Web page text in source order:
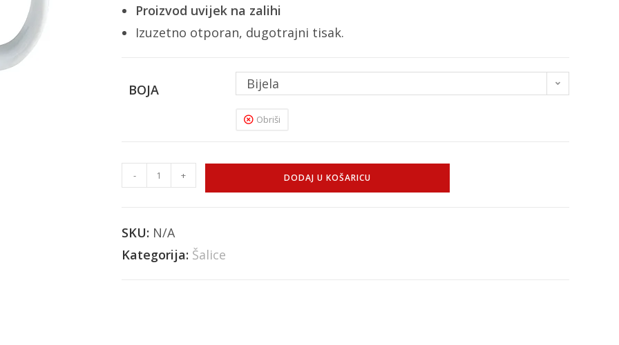
Proizvod uvijek na zalihi
Izuzetno otporan, dugotrajni tisak.
BOJA Bijela
Obriši
- + DODAJ U KOŠARICU
SKU: N/A
Kategorija: Šalice